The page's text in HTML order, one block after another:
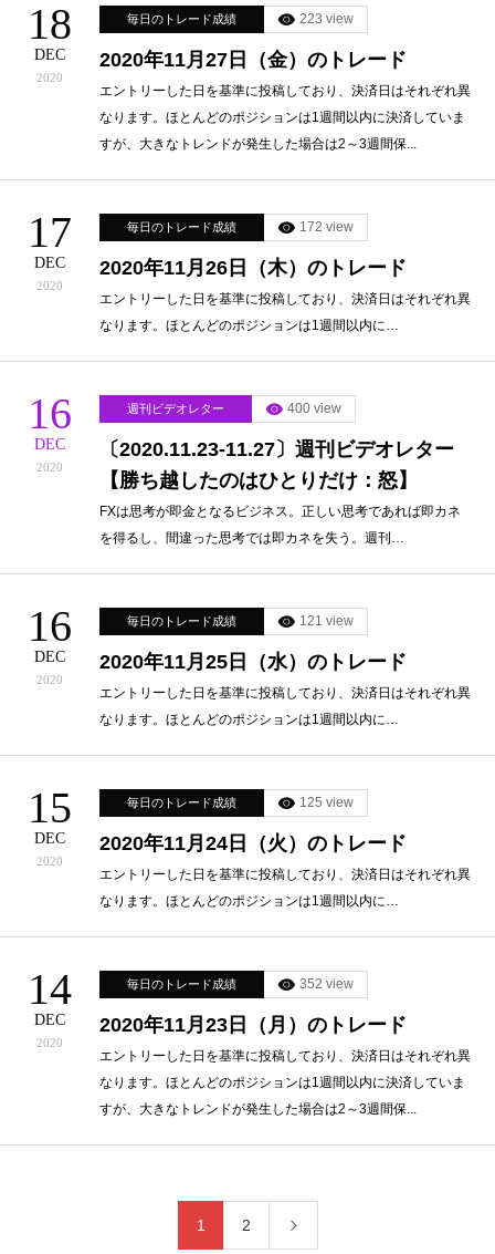
18
DEC
2020
毎日のトレード成績 223 view
2020年11月27日（金）のトレード
エントリーした日を基準に投稿しており、決済日はそれぞれ異
なります。ほとんどのポジションは1週間以内に決済していま
すが、大きなトレンドが発生した場合は2～3週間保...
17
DEC
2020
毎日のトレード成績 172 view
2020年11月26日（木）のトレード
エントリーした日を基準に投稿しており、決済日はそれぞれ異
なります。ほとんどのポジションは1週間以内に…
16
DEC
2020
週刊ビデオレター 400 view
〔2020.11.23-11.27〕週刊ビデオレター
【勝ち越したのはひとりだけ：怒】
FXは思考が即金となるビジネス。正しい思考であれば即カネ
を得るし、間違った思考では即カネを失う。週刊…
16
DEC
2020
毎日のトレード成績 121 view
2020年11月25日（水）のトレード
エントリーした日を基準に投稿しており、決済日はそれぞれ異
なります。ほとんどのポジションは1週間以内に…
15
DEC
2020
毎日のトレード成績 125 view
2020年11月24日（火）のトレード
エントリーした日を基準に投稿しており、決済日はそれぞれ異
なります。ほとんどのポジションは1週間以内に…
14
DEC
2020
毎日のトレード成績 352 view
2020年11月23日（月）のトレード
エントリーした日を基準に投稿しており、決済日はそれぞれ異
なります。ほとんどのポジションは1週間以内に決済していま
すが、大きなトレンドが発生した場合は2～3週間保...
1 2